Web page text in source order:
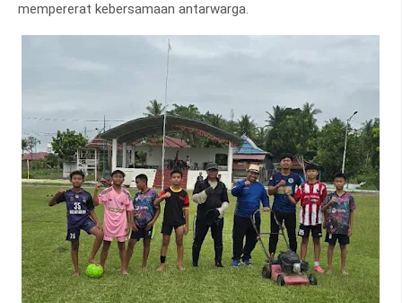
mempererat kebersamaan antarwarga.